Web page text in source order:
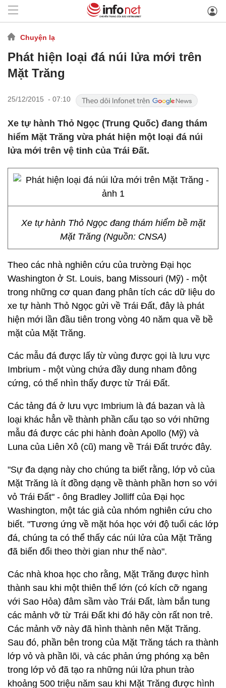
Chuyện lạ
Phát hiện loại đá núi lửa mới trên
Mặt Trăng
25/12/2015 - 07:10
Xe tự hành Thỏ Ngọc (Trung Quốc) đang thám
hiểm Mặt Trăng vừa phát hiện một loại đá núi
lửa mới trên vệ tinh của Trái Đất.
Xe tự hành Thỏ Ngọc đang thám hiểm bề mặt
Mặt Trăng (Nguồn: CNSA)
Theo các nhà nghiên cứu của trường Đại học
Washington ở St. Louis, bang Missouri (Mỹ) - một
trong những cơ quan đang phân tích các dữ liệu do
xe tự hành Thỏ Ngọc gửi về Trái Đất, đây là phát
hiện mới lần đầu tiên trong vòng 40 năm qua về bề
mặt của Mặt Trăng.
Các mẫu đá được lấy từ vùng được gọi là lưu vực
Imbrium - một vùng chứa đầy dung nham đông
cứng, có thể nhìn thấy được từ Trái Đất.
Các tảng đá ở lưu vực Imbrium là đá bazan và là
loại khác hẳn về thành phần cấu tạo so với những
mẫu đá được các phi hành đoàn Apollo (Mỹ) và
Luna của Liên Xô (cũ) mang về Trái Đất trước đây.
"Sự đa dạng này cho chúng ta biết rằng, lớp vỏ của
Mặt Trăng là ít đồng dạng về thành phần hơn so với
vỏ Trái Đất" - ông Bradley Jolliff của Đại học
Washington, một tác giả của nhóm nghiên cứu cho
biết. "Tương ứng về mặt hóa học với độ tuổi các lớp
đá, chúng ta có thể thấy các núi lửa của Mặt Trăng
đã biến đổi theo thời gian như thế nào".
Các nhà khoa học cho rằng, Mặt Trăng được hình
thành sau khi một thiên thể lớn (có kích cỡ ngang
với Sao Hỏa) đâm sầm vào Trái Đất, làm bắn tung
các mảnh vỡ từ Trái Đất khi đó hãy còn rất non trẻ.
Các mảnh vỡ này đã hình thành nên Mặt Trăng.
Sau đó, phần bên trong của Mặt Trăng tách ra thành
lớp vỏ và phần lõi, và các phản ứng phóng xạ bên
trong lớp vỏ đã tạo ra những núi lửa phun trào
khoảng 500 triệu năm sau khi Mặt Trăng được hình